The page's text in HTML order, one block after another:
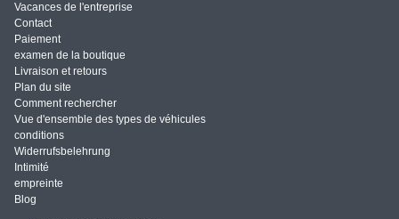
Vacances de l'entreprise
Contact
Paiement
examen de la boutique
Livraison et retours
Plan du site
Comment rechercher
Vue d'ensemble des types de véhicules
conditions
Widerrufsbelehrung
Intimité
empreinte
Blog